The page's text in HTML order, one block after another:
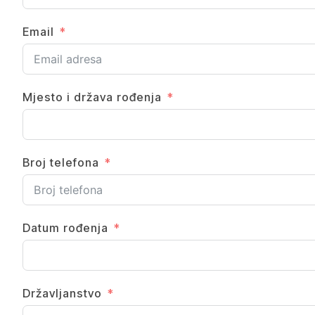
Email
Mjesto i država rođenja
Broj telefona
Datum rođenja
Državljanstvo